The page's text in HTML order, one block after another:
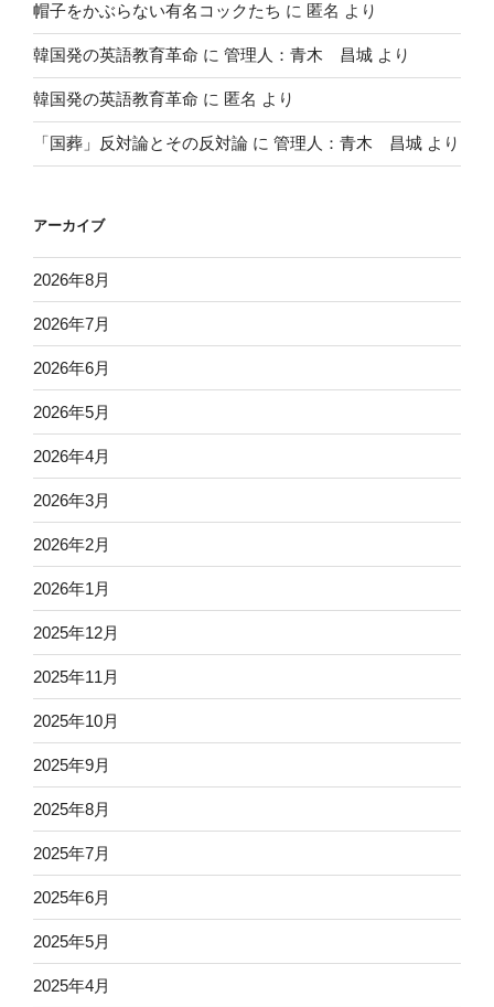
帽子をかぶらない有名コックたち に 匿名 より
韓国発の英語教育革命 に 管理人：青木 昌城 より
韓国発の英語教育革命 に 匿名 より
「国葬」反対論とその反対論 に 管理人：青木 昌城 より
アーカイブ
2026年8月
2026年7月
2026年6月
2026年5月
2026年4月
2026年3月
2026年2月
2026年1月
2025年12月
2025年11月
2025年10月
2025年9月
2025年8月
2025年7月
2025年6月
2025年5月
2025年4月